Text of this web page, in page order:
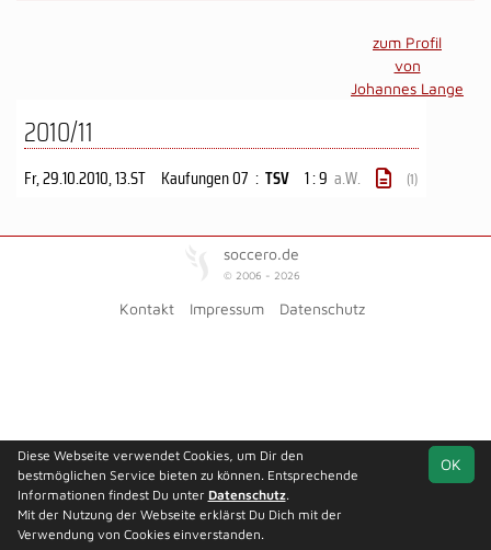
zum Profil
von
Johannes Lange
2010/11
Fr, 29.10.2010, 13.ST Kaufungen 07 : TSV 1 : 9 a.W. (1)
soccero.de
© 2006 - 2026
Kontakt Impressum Datenschutz
OK
Diese Webseite verwendet Cookies, um Dir den
bestmöglichen Service bieten zu können. Entsprechende
Informationen findest Du unter Datenschutz.
Mit der Nutzung der Webseite erklärst Du Dich mit der
Verwendung von Cookies einverstanden.